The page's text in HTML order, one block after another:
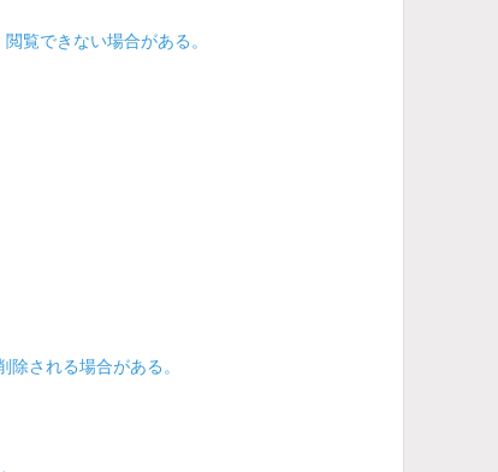
覧できない場合がある。
される場合がある。